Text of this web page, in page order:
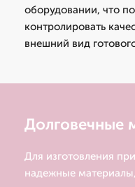
оборудовании, что
контролировать
внешний вид
Долговечные
Для изготовления
надежные